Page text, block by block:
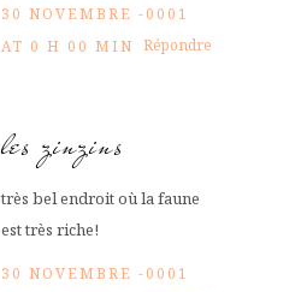
30 NOVEMBRE -0001
AT 0 H 00 MIN Répondre
les zinzins
très bel endroit où la faune
est très riche!
30 NOVEMBRE -0001